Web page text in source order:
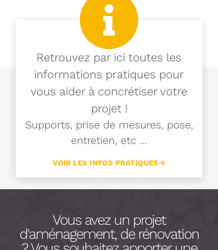
Retrouvez par ici toutes les
informations pratiques pour
vous aider à concrétiser votre
projet !
Supports, prise de mesures, pose,
entretien, etc ...
VOIR LES INFOS PRATIQUES
Vous avez un projet
d'aménagement, de rénovation